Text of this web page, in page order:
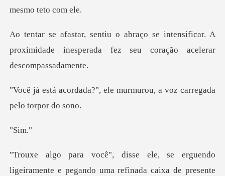
intensificar. A
proximidade inesperada fe
ele murmurou, a voz carr
im
endo
ligeiramente e pegando uma refinada ca